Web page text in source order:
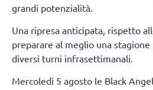
grandi potenzialità.
Una ripresa anticipata, rispetto
preparare al meglio una
diversi turni infrasettimanali.
Mercoledì 5 agosto le Black